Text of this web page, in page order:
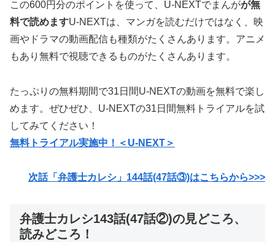
この600円分のポイントを使って、U-NEXTでまんがが無
料で読めますU-NEXTは、マンガを読むだけではなく、映
画やドラマの動画配信も種類がたくさんあります。アニメ
もあり無料で視聴できるものがたくさんあります。
たっぷりの無料期間で31日間U-NEXTの動画を無料で楽し
めます。ぜひぜひ、U-NEXTの31日間無料トライアルを試
してみてください！
無料トライアル実施中！＜U-NEXT＞
次話「弁護士カレシ」144話(47話③)はこちらから>>>
弁護士カレシ143話(47話②)の見どころ、
読みどころ！